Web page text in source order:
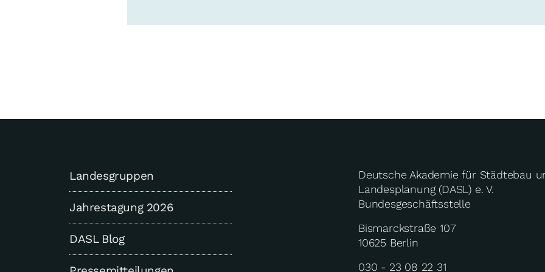
Landesgruppen
Jahrestagung 2026
DASL Blog
Deutsche Akademie für Städtebau
Landesplanung (DASL) e. V.
Bundesgeschäftsstelle
Bismarckstraße 107
10625 Berlin
030 - 23 08 22 31